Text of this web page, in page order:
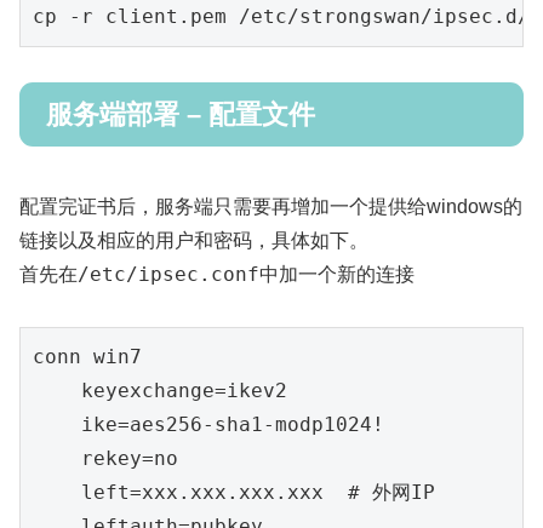
cp -r client .pem /etc/strongswan/ipsec.d/
服务端部署 – 配置文件
配置完证书后，服务端只需要再增加一个提供给windows的
链接以及相应的用户和密码，具体如下。
首先在/etc/ipsec.conf中加一个新的连接
conn win7
keyexchange=ikev2
ike=aes256-sha1-modp1024!
rekey=no
left=xxx.xxx.xxx.xxx
# 外网IP